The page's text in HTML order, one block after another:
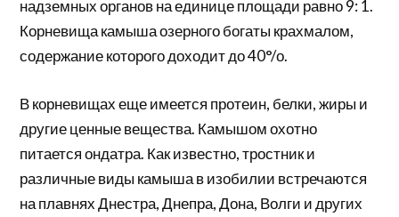
надземных органов на единице площади равно 9: 1.
Корневища камыша озерного богаты крахмалом,
содержание которого доходит до 40°/о.
В корневищах еще имеется протеин, белки, жиры и
другие ценные вещества. Камышом охотно
питается ондатра. Как известно, тростник и
различные виды камыша в изобилии встречаются
на плавнях Днестра, Днепра, Дона, Волги и других